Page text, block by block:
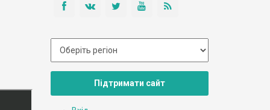
Підтримати сайт